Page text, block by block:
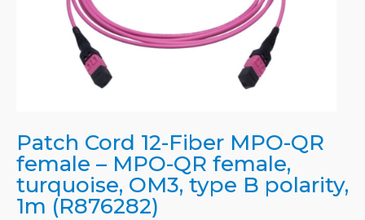
Patch Cord 12-Fiber MPO-QR
female – MPO-QR female,
turquoise, OM3, type B polarity,
1m (R876282)